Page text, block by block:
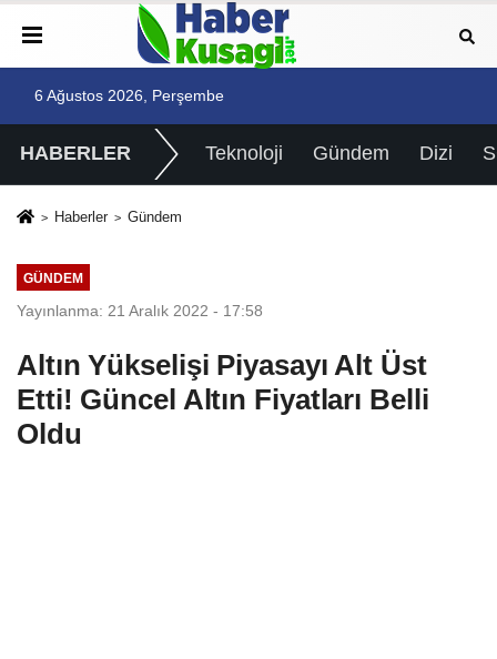
6 Ağustos 2026, Perşembe
HABERLER Teknoloji Gündem Dizi
Haberler Gündem
GÜNDEM
Yayınlanma: 21 Aralık 2022 - 17:58
Altın Yükselişi Piyasayı Alt Üst
Etti! Güncel Altın Fiyatları Belli
Oldu